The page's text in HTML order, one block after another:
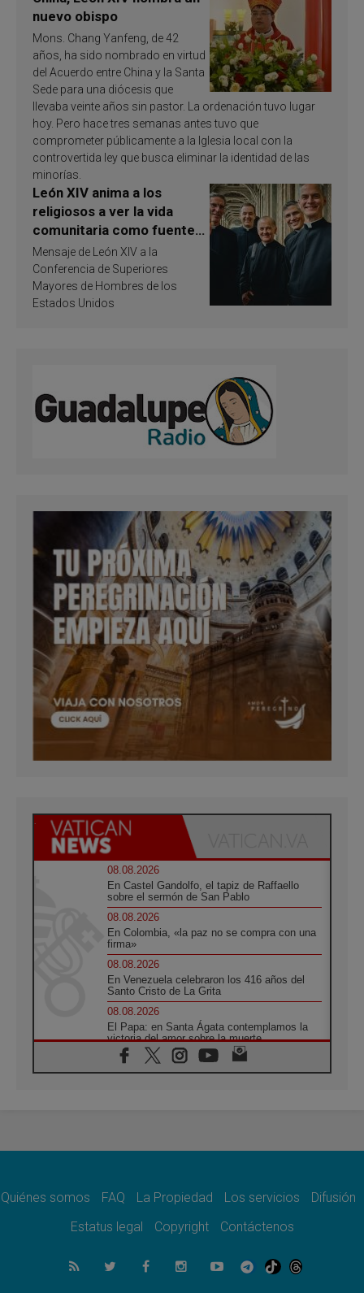
nuevo obispo
Mons. Chang Yanfeng, de 42
años, ha sido nombrado en virtud
del Acuerdo entre China y la Santa
Sede para una diócesis que
llevaba veinte años sin pastor. La ordenación tuvo lugar
hoy. Pero hace tres semanas antes tuvo que
comprometer públicamente a la Iglesia local con la
controvertida ley que busca eliminar la identidad de las
minorías.
León XIV anima a los
religiosos a ver la vida
comunitaria como fuente
de inspiración y
santificación
Mensaje de León XIV a la
Conferencia de Superiores
Mayores de Hombres de los
Estados Unidos
08.08.2026
En Castel Gandolfo, el tapiz de Raffaello
sobre el sermón de San Pablo
08.08.2026
En Colombia, «la paz no se compra con una
firma»
08.08.2026
En Venezuela celebraron los 416 años del
Santo Cristo de La Grita
08.08.2026
El Papa: en Santa Ágata contemplamos la
victoria del amor sobre la muerte
08.08.2026
León XIV visitará el Santuario de la Madre
07.08.2026
07.08.2026
el compromiso del cristiano"
La matanza de niños en Gaza no cesa: 300
muertos en 300 días
Quiénes somos FAQ La Propiedad Los servicios
Difusión
Estatus legal
Copyright Contáctenos